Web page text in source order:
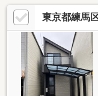
精算後)▼令和8年2月室
CF【その他】室内壁塗
室)、水回り漏水検査
(約250m)※共有井戸あ
━━━━━・・・物件の
ださい。
東京都練馬